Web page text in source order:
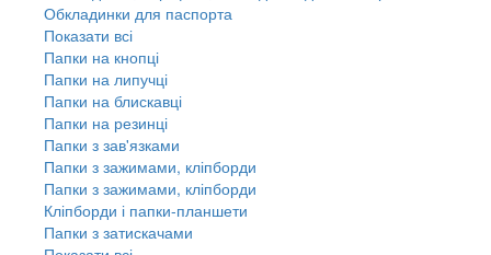
Обкладинки для паспорта
Показати всі
Папки на кнопці
Папки на липучці
Папки на блискавці
Папки на резинці
Папки з зав'язками
Папки з зажимами, кліпборди
Папки з зажимами, кліпборди
Кліпборди і папки-планшети
Папки з затискачами